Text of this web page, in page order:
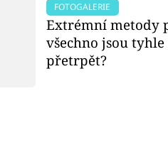
FOTOGALERIE
Extrémní metody
všechno jsou
přetrpět?